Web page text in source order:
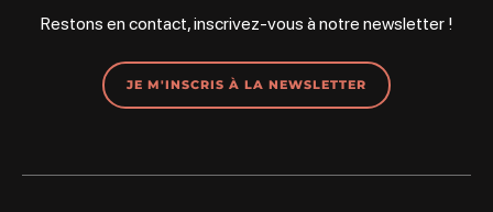
Restons en contact, inscrivez-vous à notre newsletter !
JE M'INSCRIS À LA NEWSLETTER